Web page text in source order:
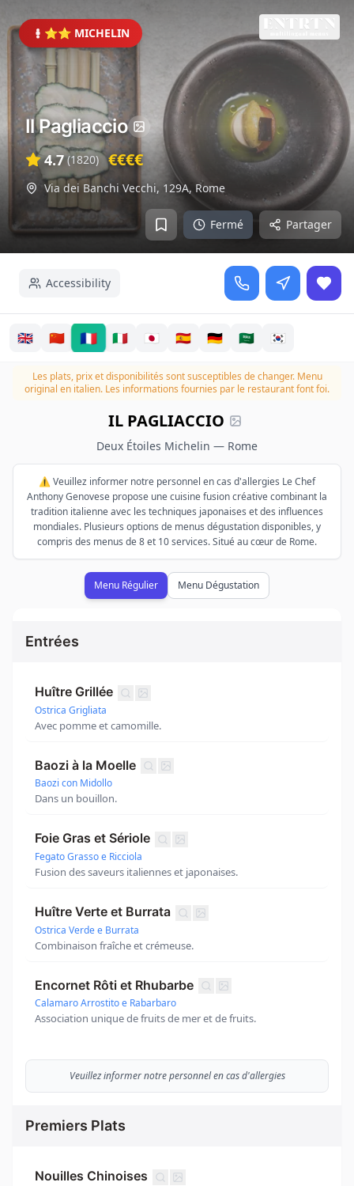
⭐⭐ MICHELIN
Fermé Partager
Il Pagliaccio
4.7 (1820) €€€€
Via dei Banchi Vecchi, 129A, Rome
Accessibility
🇬🇧 🇨🇳 🇫🇷 🇮🇹 🇯🇵 🇪🇸 🇩🇪 🇸🇦 🇰🇷
Les plats, prix et disponibilités sont susceptibles de changer.Menu
original en italien. Les informations fournies par le restaurant font foi.
IL PAGLIACCIO
Deux Étoiles Michelin — Rome
⚠️ Veuillez informer notre personnel en cas d'allergies Le Chef
Anthony Genovese propose une cuisine fusion créative combinant la
tradition italienne avec les techniques japonaises et des influences
mondiales. Plusieurs options de menus dégustation disponibles, y
compris des menus de 8 et 10 services. Situé au cœur de Rome.
Menu Régulier Menu Dégustation
Entrées
Huître Grillée
Ostrica Grigliata
Avec pomme et camomille.
Baozi à la Moelle
Baozi con Midollo
Dans un bouillon.
Foie Gras et Sériole
Fegato Grasso e Ricciola
Fusion des saveurs italiennes et japonaises.
Huître Verte et Burrata
Ostrica Verde e Burrata
Combinaison fraîche et crémeuse.
Encornet Rôti et Rhubarbe
Calamaro Arrostito e Rabarbaro
Association unique de fruits de mer et de fruits.
Veuillez informer notre personnel en cas d'allergies
Premiers Plats
Nouilles Chinoises